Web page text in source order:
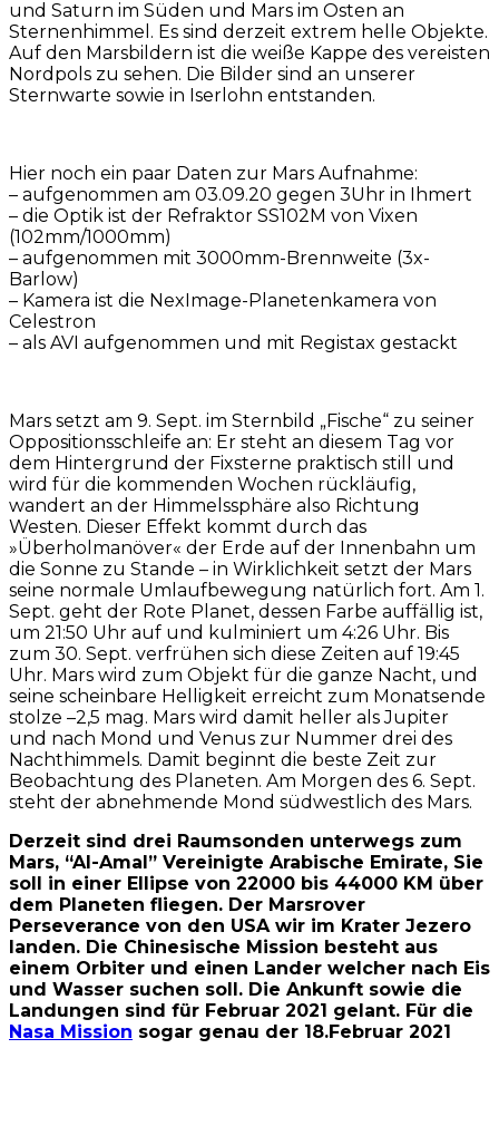
und Saturn im Süden und Mars im Osten an
Sternenhimmel. Es sind derzeit extrem helle Objekte.
Auf den Marsbildern ist die weiße Kappe des vereisten
Nordpols zu sehen. Die Bilder sind an unserer
Sternwarte sowie in Iserlohn entstanden.
Hier noch ein paar Daten zur Mars Aufnahme:
– aufgenommen am 03.09.20 gegen 3Uhr in Ihmert
– die Optik ist der Refraktor SS102M von Vixen
(102mm/1000mm)
– aufgenommen mit 3000mm-Brennweite (3x-
Barlow)
– Kamera ist die NexImage-Planetenkamera von
Celestron
– als AVI aufgenommen und mit Registax gestackt
Mars setzt am 9. Sept. im Sternbild „Fische“ zu seiner
Oppositionsschleife an: Er steht an diesem Tag vor
dem Hintergrund der Fixsterne praktisch still und
wird für die kommenden Wochen rückläufig,
wandert an der Himmelssphäre also Richtung
Westen. Dieser Effekt kommt durch das
»Überholmanöver« der Erde auf der Innenbahn um
die Sonne zu Stande – in Wirklichkeit setzt der Mars
seine normale Umlaufbewegung natürlich fort. Am 1.
Sept. geht der Rote Planet, dessen Farbe auffällig ist,
um 21:50 Uhr auf und kulminiert um 4:26 Uhr. Bis
zum 30. Sept. verfrühen sich diese Zeiten auf 19:45
Uhr. Mars wird zum Objekt für die ganze Nacht, und
seine scheinbare Helligkeit erreicht zum Monatsende
stolze –2,5 mag. Mars wird damit heller als Jupiter
und nach Mond und Venus zur Nummer drei des
Nachthimmels. Damit beginnt die beste Zeit zur
Beobachtung des Planeten. Am Morgen des 6. Sept.
steht der abnehmende Mond südwestlich des Mars.
Derzeit sind drei Raumsonden unterwegs zum
Mars, “Al-Amal” Vereinigte Arabische Emirate, Sie
soll in einer Ellipse von 22000 bis 44000 KM über
dem Planeten fliegen. Der Marsrover
Perseverance von den USA wir im Krater Jezero
landen. Die Chinesische Mission besteht aus
einem Orbiter und einen Lander welcher nach Eis
und Wasser suchen soll. Die Ankunft sowie die
Landungen sind für Februar 2021 gelant. Für die
Nasa Mission sogar genau der 18.Februar 2021